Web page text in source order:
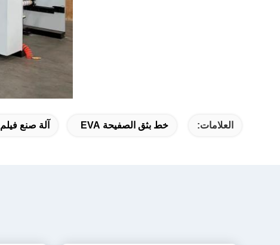
العلامات: خط بثق الصفيحة EVA آلة صنع فيلم Eva